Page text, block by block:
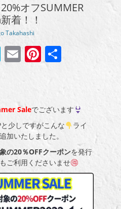
オフSUMMER
着！！
Takahashi
Hatena
EmailPinterest
Saleでございます
少しですがこんな
ライ
加いたしました。
の20％OFFクーポンを発行
ご利用くださいませ